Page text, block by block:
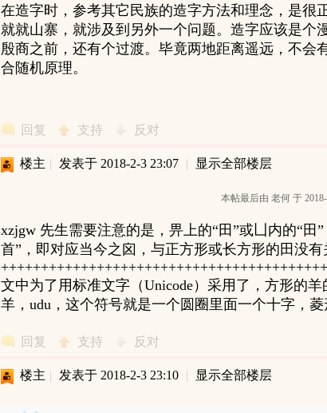
在造字时，参考其它民族的造字方法和理念，是很
就就山寨，就涉及到另外一个问题。造字应该是个
殷商之前，还有个过渡。毕竟两地距离遥远，不会
合随机原理。
回复 支持 反对
楼主 | 发表于 2018-2-3 23:07 | 显示全部楼层
本帖最后由 老何 于
xzjgw 先生需要注意的是，畀上的“田”或凵内的“田
首”，即对应当今之囟，与正方形或长方形的田没有
文中为了用标准文字（Unicode）采用了，方形的
羊，udu，这个符号就是一个圆圈里面一个十字，
回复 支持 反对
楼主 | 发表于 2018-2-3 23:10 | 显示全部楼层